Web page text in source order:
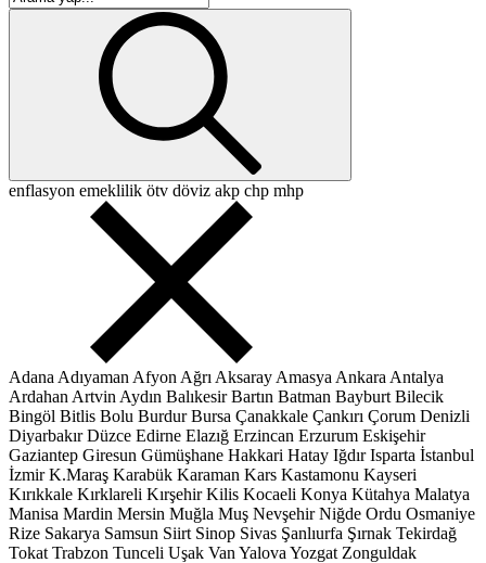
enflasyon emeklilik ötv döviz akp chp mhp
Adana Adıyaman Afyon Ağrı Aksaray Amasya Ankara Antalya
Ardahan Artvin Aydın Balıkesir Bartın Batman Bayburt Bilecik
Bingöl Bitlis Bolu Burdur Bursa Çanakkale Çankırı Çorum Denizli
Diyarbakır Düzce Edirne Elazığ Erzincan Erzurum Eskişehir
Gaziantep Giresun Gümüşhane Hakkari Hatay Iğdır Isparta İstanbul
İzmir K.Maraş Karabük Karaman Kars Kastamonu Kayseri
Kırıkkale Kırklareli Kırşehir Kilis Kocaeli Konya Kütahya Malatya
Manisa Mardin Mersin Muğla Muş Nevşehir Niğde Ordu Osmaniye
Rize Sakarya Samsun Siirt Sinop Sivas Şanlıurfa Şırnak Tekirdağ
Tokat Trabzon Tunceli Uşak Van Yalova Yozgat Zonguldak